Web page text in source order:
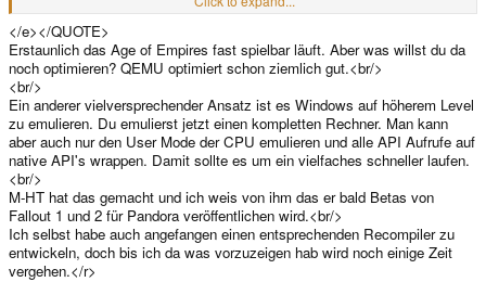
überraschenderweise läuft es(noch ohne Optimierungen) fast spielbar.
<E>:yes:</E><e>
</e></QUOTE>
Erstaunlich das Age of Empires fast spielbar läuft. Aber was willst du da
noch optimieren? QEMU optimiert schon ziemlich gut.<br/>
<br/>
Ein anderer vielversprechender Ansatz ist es Windows auf höherem Level
zu emulieren. Du emulierst jetzt einen kompletten Rechner. Man kann
aber auch nur den User Mode der CPU emulieren und alle API Aufrufe auf
native API's wrappen. Damit sollte es um ein vielfaches schneller laufen.
<br/>
M-HT hat das gemacht und ich weis von ihm das er bald Betas von
Fallout 1 und 2 für Pandora veröffentlichen wird.<br/>
Ich selbst habe auch angefangen einen entsprechenden Recompiler zu
entwickeln, doch bis ich da was vorzuzeigen hab wird noch einige Zeit
vergehen.</r>